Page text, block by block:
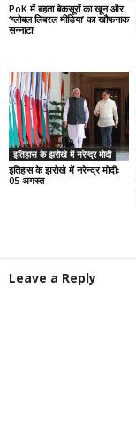
PoK में बहता बेकसूरों का खून और
‘ग्लोबल लिबरल मीडिया’ का खौफनाक
सन्नाटा!
इतिहास के झरोखे में नरेन्द्र मोदी
इतिहास के झरोखे में नरेन्द्र मोदीः
05 अगस्त
Leave a Reply